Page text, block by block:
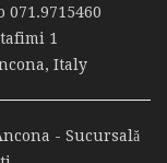
071.9715460
1
Italy
- Sucursală